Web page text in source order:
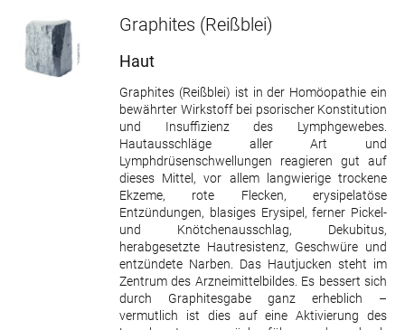
Graphites (Reißblei)
Haut
Graphites (Reißblei) ist in der Homöopathie ein
bewährter Wirkstoff bei psorischer Konstitution
und Insuffizienz des Lymphgewebes.
Hautausschläge aller Art und
Lymphdrüsenschwellungen reagieren gut auf
dieses Mittel, vor allem langwierige trockene
Ekzeme, rote Flecken, erysipelatöse
Entzündungen, blasiges Erysipel, ferner Pickel-
und Knötchenausschlag, Dekubitus,
herabgesetzte Hautresistenz, Geschwüre und
entzündete Narben. Das Hautjucken steht im
Zentrum des Arzneimittelbildes. Es bessert sich
durch Graphitesgabe ganz erheblich –
vermutlich ist dies auf eine Aktivierung des